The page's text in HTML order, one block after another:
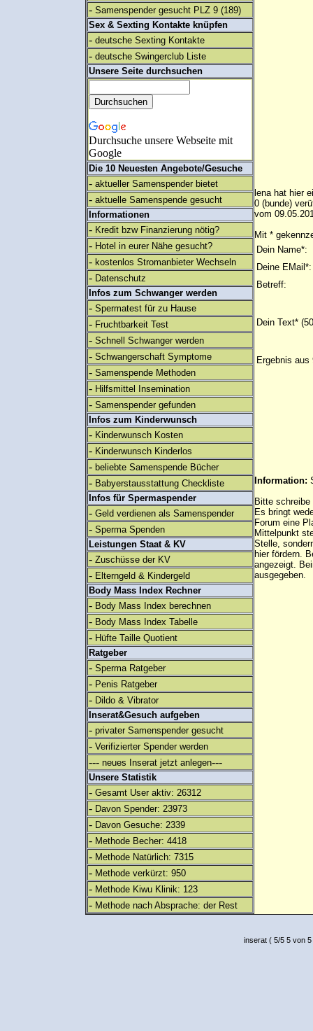
- Samenspender gesucht PLZ 9 (189)
Sex & Sexting Kontakte knüpfen
- deutsche Sexting Kontakte
- deutsche Swingerclub Liste
Unsere Seite durchsuchen
Durchsuche unsere Webseite mit
Google
Die 10 Neuesten Angebote/Gesuche
- aktueller Samenspender bietet
- aktuelle Samenspende gesucht
Informationen
- Kredit bzw Finanzierung nötig?
- Hotel in eurer Nähe gesucht?
- kostenlos Stromanbieter Wechseln
- Datenschutz
Infos zum Schwanger werden
- Spermatest für zu Hause
- Fruchtbarkeit Test
- Schnell Schwanger werden
- Schwangerschaft Symptome
- Samenspende Methoden
- Hilfsmittel Insemination
- Samenspender gefunden
Infos zum Kinderwunsch
- Kinderwunsch Kosten
- Kinderwunsch Kinderlos
- beliebte Samenspende Bücher
- Babyerstausstattung Checkliste
Infos für Spermaspender
- Geld verdienen als Samenspender
- Sperma Spenden
Leistungen Staat & KV
- Zuschüsse der KV
- Elterngeld & Kindergeld
Body Mass Index Rechner
- Body Mass Index berechnen
- Body Mass Index Tabelle
- Hüfte Taille Quotient
Ratgeber
- Sperma Ratgeber
- Penis Ratgeber
- Dildo & Vibrator
Inserat&Gesuch aufgeben
- privater Samenspender gesucht
- Verifizierter Spender werden
--- neues Inserat jetzt anlegen---
Unsere Statistik
- Gesamt User aktiv: 26312
- Davon Spender: 23973
- Davon Gesuche: 2339
- Methode Becher: 4418
- Methode Natürlich: 7315
- Methode verkürzt: 950
- Methode Kiwu Klinik: 123
- Methode nach Absprache: der Rest
lena hat hier
0 (bunde)
vom
Mit *
Dein Name*:
Deine EMail*:
Betreff:
Dein Text*
Ergebnis aus
Information:
Bitte
Es bringt
Forum eine
Mittelpunkt
Stelle,
hier fördern.
angezeigt.
ausgegeben.
inserat( 5/5 5 von 5